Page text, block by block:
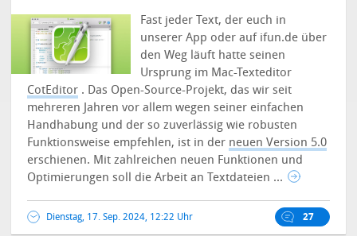
Fast jeder Text, der euch in
unserer App oder auf ifun.de über
den Weg läuft hatte seinen
Ursprung im Mac-Texteditor
CotEditor . Das Open-Source-Projekt, das wir seit
mehreren Jahren vor allem wegen seiner einfachen
Handhabung und der so zuverlässig wie robusten
Funktionsweise empfehlen, ist in der neuen Version 5.0
erschienen. Mit zahlreichen neuen Funktionen und
Optimierungen soll die Arbeit an Textdateien ...
Dienstag, 17. Sep. 2024, 12:22 Uhr 27